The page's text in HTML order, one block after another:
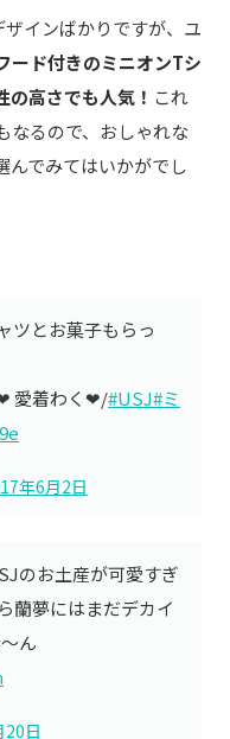
インばかりですが、ユ
ード付きのミニオンTシ
高さでも人気！ これ
なるので、おしゃれな
んでみてはいかがでし
ツとお菓子もらっ
愛着わく❤︎/#USJ#ミ
年6月2日
のお土産が可愛すぎ
蘭夢にはまだデカイ
ん
20日